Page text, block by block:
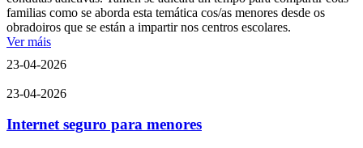
familias como se aborda esta temática cos/as menores desde os
obradoiros que se están a impartir nos centros escolares.
Ver máis
23-04-2026
23-04-2026
Internet seguro para menores